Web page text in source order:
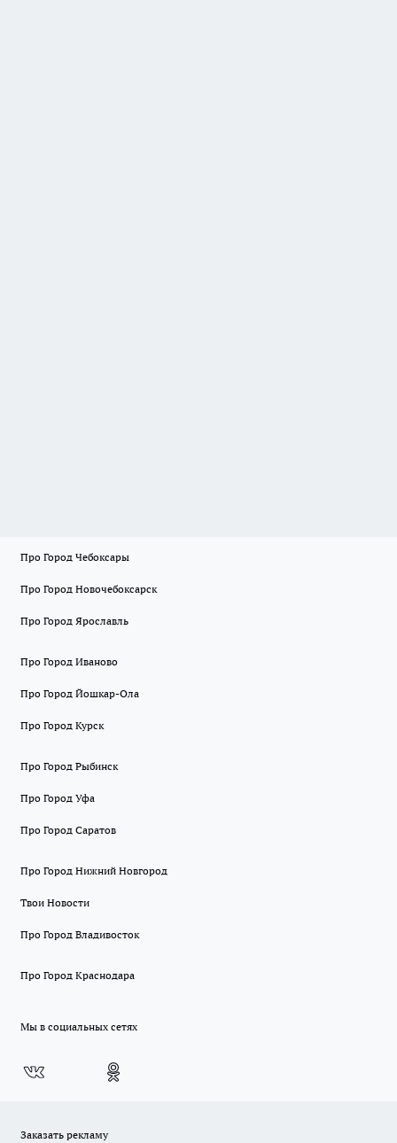
Про Город Чебоксары
Про Город Новочебоксарск
Про Город Ярославль
Про Город Иваново
Про Город Йошкар-Ола
Про Город Курск
Про Город Рыбинск
Про Город Уфа
Про Город Саратов
Про Город Нижний Новгород
Твои Новости
Про Город Владивосток
Про Город Краснодара
Мы в социальных сетях
Заказать рекламу